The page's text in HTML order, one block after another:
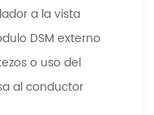
a la vista
DSM externo
o uso del
al conductor